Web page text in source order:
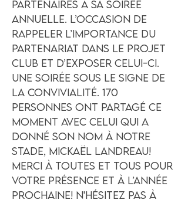
partenaires à sa soirée
annuelle. L’occasion de
rappeler l’importance du
partenariat dans le projet
club et d’exposer celui-ci.
Une soirée sous le signe de
la convivialité. 170
personnes ont partagé ce
moment avec celui qui a
donné son nom à notre
stade, Mickaël Landreau!
Merci à toutes et tous pour
votre présence et à l’année
prochaine! N'hésitez pas à